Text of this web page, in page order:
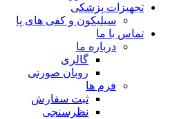
تجهیزات پزشکی
سیلیکون و کفی های پا
تماس با ما
درباره ما
گالری
روبان صورتی
فرم ها
ثبت سفارش
نظرسنجی